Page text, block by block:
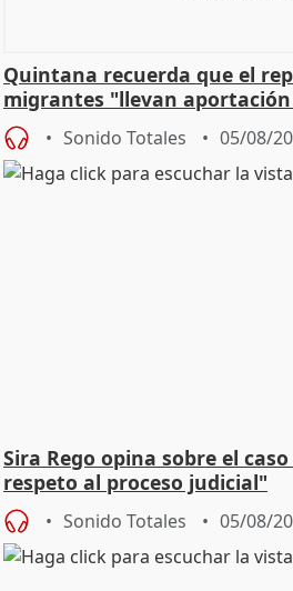
Quintana recuerda que el
migrantes "llevan
central
Sonido Totales 05/08/
Sira Rego opina sobre el
respeto al proceso judicial"
Sonido Totales 05/08/